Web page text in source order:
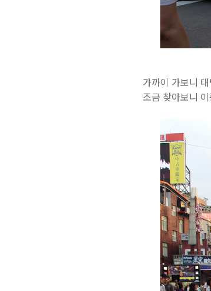
가까이 가보니
조금 찾아보니